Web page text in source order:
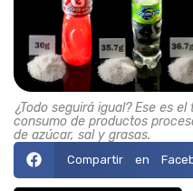
¿Todo seguirá igual? Ese es
consumo de productos
de azúcar, sal y grasas.
Compartir en